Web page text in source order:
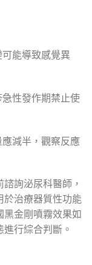
能導致感覺異
性發作期禁止使
減半，觀察反應
詢泌尿科醫師，
於治療器質性功能
黑金剛噴霧效果如
行綜合判斷。